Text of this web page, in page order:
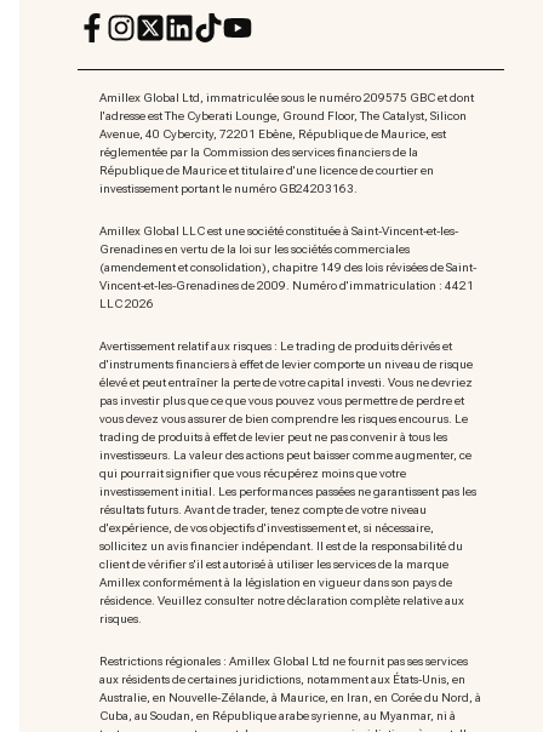
Amillex Global Ltd, immatriculée sous le numéro 209575 GBC et dont
l'adresse est The Cyberati Lounge, Ground Floor, The Catalyst, Silicon
Avenue, 40 Cybercity, 72201 Ebène, République de Maurice, est
réglementée par la Commission des services financiers de la
République de Maurice et titulaire d'une licence de courtier en
investissement portant le numéro GB24203163.
Amillex Global LLC est une société constituée à Saint-Vincent-et-les-
Grenadines en vertu de la loi sur les sociétés commerciales
(amendement et consolidation), chapitre 149 des lois révisées de Saint-
Vincent-et-les-Grenadines de 2009. Numéro d'immatriculation : 4421
LLC 2026
Avertissement relatif aux risques : Le trading de produits dérivés et
d'instruments financiers à effet de levier comporte un niveau de risque
élevé et peut entraîner la perte de votre capital investi. Vous ne devriez
pas investir plus que ce que vous pouvez vous permettre de perdre et
vous devez vous assurer de bien comprendre les risques encourus. Le
trading de produits à effet de levier peut ne pas convenir à tous les
investisseurs. La valeur des actions peut baisser comme augmenter, ce
qui pourrait signifier que vous récupérez moins que votre
investissement initial. Les performances passées ne garantissent pas les
résultats futurs. Avant de trader, tenez compte de votre niveau
d'expérience, de vos objectifs d'investissement et, si nécessaire,
sollicitez un avis financier indépendant. Il est de la responsabilité du
client de vérifier s'il est autorisé à utiliser les services de la marque
Amillex conformément à la législation en vigueur dans son pays de
résidence. Veuillez consulter notre déclaration complète relative aux
risques.
Restrictions régionales : Amillex Global Ltd ne fournit pas ses services
aux résidents de certaines juridictions, notamment aux États-Unis, en
Australie, en Nouvelle-Zélande, à Maurice, en Iran, en Corée du Nord, à
Cuba, au Soudan, en République arabe syrienne, au Myanmar, ni à